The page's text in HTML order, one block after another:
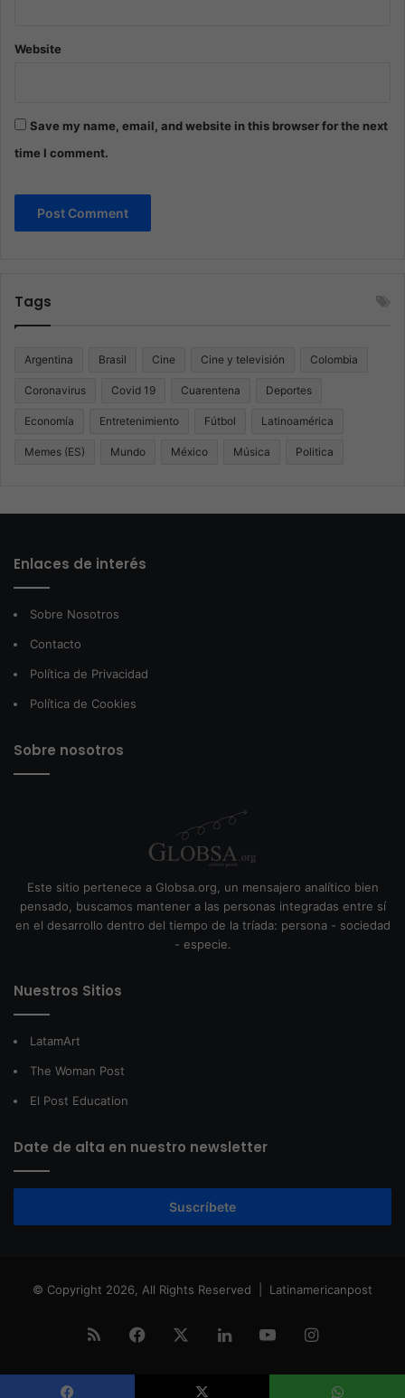
Website
Save my name, email, and website in this browser for the next
time I comment.
Tags
Argentina Brasil Cine Cine y televisión Colombia
Coronavirus Covid 19 Cuarentena Deportes
Economía Entretenimiento Fútbol Latinoamérica
Memes (ES) Mundo México Música Politica
Enlaces de interés
Sobre Nosotros
Contacto
Política de Privacidad
Política de Cookies
Sobre nosotros
Este sitio pertenece a Globsa.org, un mensajero analítico bien
pensado, buscamos mantener a las personas integradas entre sí
en el desarrollo dentro del tiempo de la tríada: persona - sociedad
- especie.
Nuestros Sitios
LatamArt
The Woman Post
El Post Education
Date de alta en nuestro newsletter
Suscríbete
© Copyright 2026, All Rights Reserved | Latinamericanpost
RSS Facebook LinkedInYouTubeInstagram